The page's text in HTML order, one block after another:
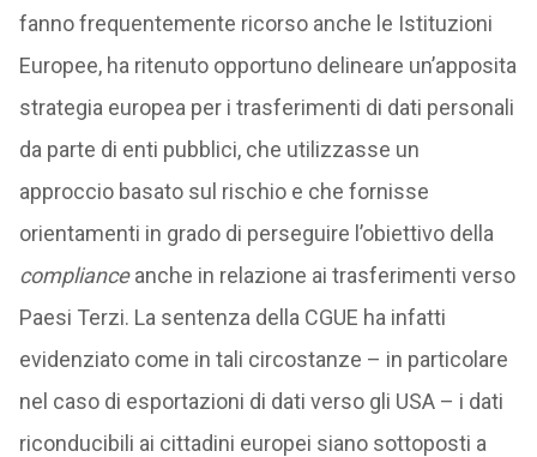
fanno frequentemente ricorso anche le Istituzioni
Europee, ha ritenuto opportuno delineare un’apposita
strategia europea per i trasferimenti di dati personali
da parte di enti pubblici, che utilizzasse un
approccio basato sul rischio e che fornisse
orientamenti in grado di perseguire l’obiettivo della
complianceanche in relazione ai trasferimenti verso
Paesi Terzi. La sentenza della CGUE ha infatti
evidenziato come in tali circostanze – in particolare
nel caso di esportazioni di dati verso gli USA – i dati
riconducibili ai cittadini europei siano sottoposti a